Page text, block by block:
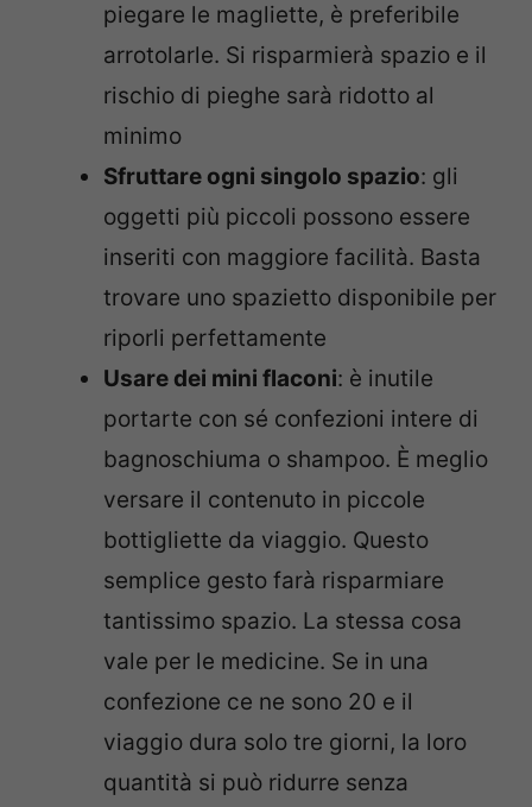
piegare le magliette, è preferibile
arrotolarle. Si risparmierà spazio e il
rischio di pieghe sarà ridotto al
minimo
Sfruttare ogni singolo spazio: gli
oggetti più piccoli possono essere
inseriti con maggiore facilità. Basta
trovare uno spazietto disponibile per
riporli perfettamente
Usare dei mini flaconi: è inutile
portarte con sé confezioni intere di
bagnoschiuma o shampoo. È meglio
versare il contenuto in piccole
bottigliette da viaggio. Questo
semplice gesto farà risparmiare
tantissimo spazio. La stessa cosa
vale per le medicine. Se in una
confezione ce ne sono 20 e il
viaggio dura solo tre giorni, la loro
quantità si può ridurre senza